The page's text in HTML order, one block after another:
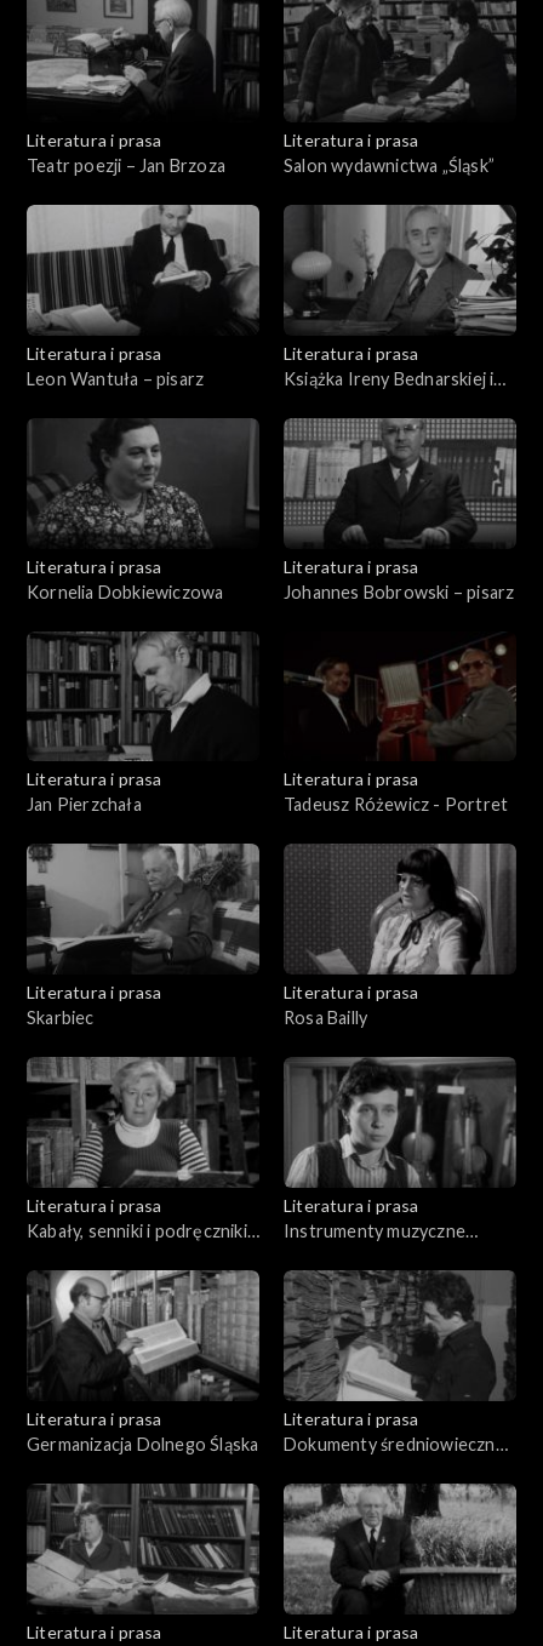
Literatura i prasa
Teatr poezji – Jan Brzoza
Literatura i prasa
Salon wydawnictwa „Śląsk”
Literatura i prasa
Leon Wantuła – pisarz
Literatura i prasa
Książka Ireny Bednarskiej i
Literatura i prasa
Kornelia Dobkiewiczowa
Literatura i prasa
Johannes Bobrowski – pisarz
Literatura i prasa
Jan Pierzchała
Literatura i prasa
Tadeusz Różewicz - Portret
Literatura i prasa
Skarbiec
Literatura i prasa
Rosa Bailly
Literatura i prasa
Kabały, senniki i podręczniki
Literatura i prasa
Instrumenty muzyczne
renesansu
Literatura i prasa
Germanizacja Dolnego Śląska
Literatura i prasa
Dokumenty średniowieczne i
Literatura i prasa
Literatura i prasa